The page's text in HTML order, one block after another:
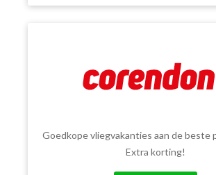
Goedkope vliegvakanties aan de beste
Extra korting!